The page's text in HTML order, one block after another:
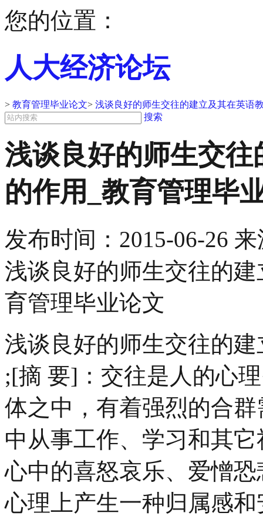
您的位置：
人大经济论坛
> 教育管理毕业论文> 浅谈良好的师生交往的建立及其在英语
搜索
浅谈良好的师生交
的作用_教育管理毕
发布时间： 2015-06-26 来
浅谈良好的师生交往的
育管理毕业论文
浅谈良好的师生交往的
;[摘 要]：交往是人的心
体之中，有着强烈的合
中从事工作、学习和其
心中的喜怒哀乐、爱憎
心理上产生一种归属感